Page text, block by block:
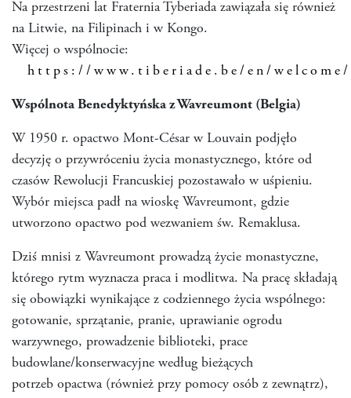
Na przestrzeni lat Fraternia Tyberiada zawiązała się również
na Litwie, na Filipinach i w Kongo.
Więcej o wspólnocie:
https://www.tiberiade.be/en/welcome/
Wspólnota Benedyktyńska z Wavreumont (Belgia)
W 1950 r. opactwo Mont-César w Louvain podjęło
decyzję o przywróceniu życia monastycznego, które od
czasów Rewolucji Francuskiej pozostawało w uśpieniu.
Wybór miejsca padł na wioskę Wavreumont, gdzie
utworzono opactwo pod wezwaniem św. Remaklusa.
Dziś mnisi z Wavreumont prowadzą życie monastyczne,
którego rytm wyznacza praca i modlitwa. Na pracę składają
się obowiązki wynikające z codziennego życia wspólnego:
gotowanie, sprzątanie, pranie, uprawianie ogrodu
warzywnego, prowadzenie biblioteki, prace
budowlane/konserwacyjne według bieżących
potrzeb opactwa (również przy pomocy osób z zewnątrz),